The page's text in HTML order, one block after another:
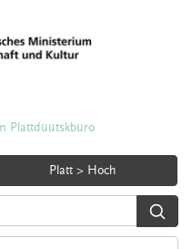
Plattdüütskbüro
Platt > Hoch